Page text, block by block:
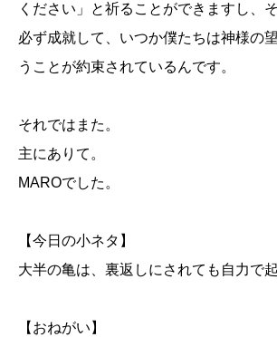
ください」と祈ることができますし、
必ず成就して、いつか僕たちは神様の
うことが約束されているんです。
それではまた。
主にありて。
MAROでした。
【今日の小ネタ】
大半の亀は、裏返しにされても自力で
【おねがい】